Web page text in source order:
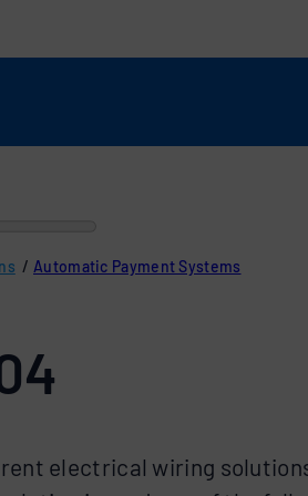
/ Automatic Payment Systems
electrical wiring